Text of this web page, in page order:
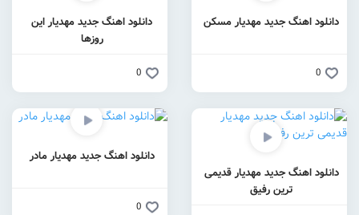
دانلود اهنگ جدید مهدیار مسکن
0
دانلود اهنگ جدید مهدیار این
روزها
0
دانلود اهنگ جدید مهدیار قدیمی
ترین رفیق
دانلود اهنگ جدید مهدیار مادر
0